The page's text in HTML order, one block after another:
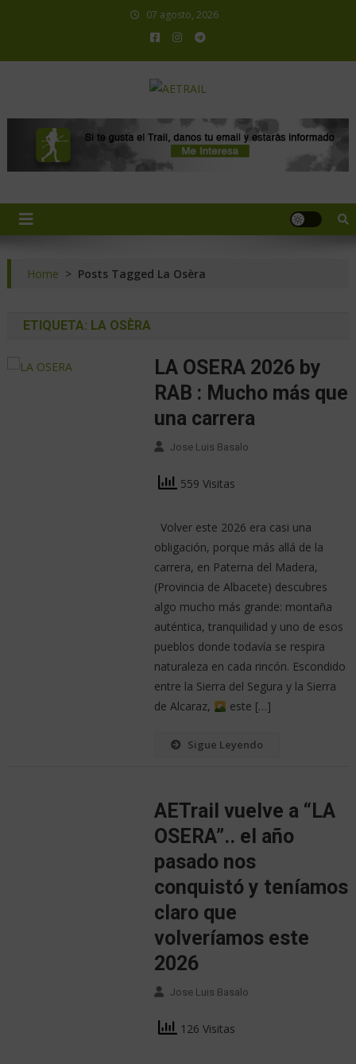
07 agosto, 2026
Home > Posts Tagged La Osèra
ETIQUETA: LA OSÈRA
LA OSERA 2026 by
RAB : Mucho más que
una carrera
Jose Luis Basalo
559 Visitas
Volver este 2026 era casi una
obligación, porque más allá de la
carrera, en Paterna del Madera,
(Provincia de Albacete) descubres
algo mucho más grande: montaña
auténtica, tranquilidad y uno de esos
pueblos donde todavía se respira
naturaleza en cada rincón. Escondido
entre la Sierra del Segura y la Sierra
de Alcaraz,
este […]
Sigue Leyendo
AETrail vuelve a “LA
OSERA”.. el año
pasado nos
conquistó y teníamos
claro que
volveríamos este
2026
Jose Luis Basalo
126 Visitas